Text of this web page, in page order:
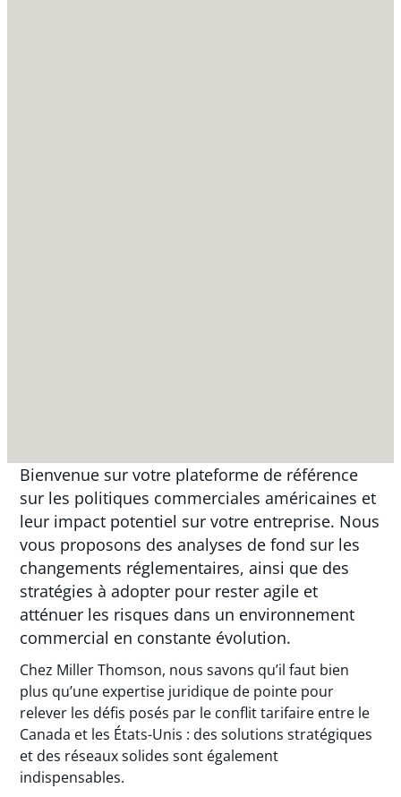
Bienvenue sur votre plateforme de référence
sur les politiques commerciales américaines et
leur impact potentiel sur votre entreprise. Nous
vous proposons des analyses de fond sur les
changements réglementaires, ainsi que des
stratégies à adopter pour rester agile et
atténuer les risques dans un environnement
commercial en constante évolution.
Chez Miller Thomson, nous savons qu’il faut bien
plus qu’une expertise juridique de pointe pour
relever les défis posés par le conflit tarifaire entre le
Canada et les États-Unis : des solutions stratégiques
et des réseaux solides sont également
indispensables.